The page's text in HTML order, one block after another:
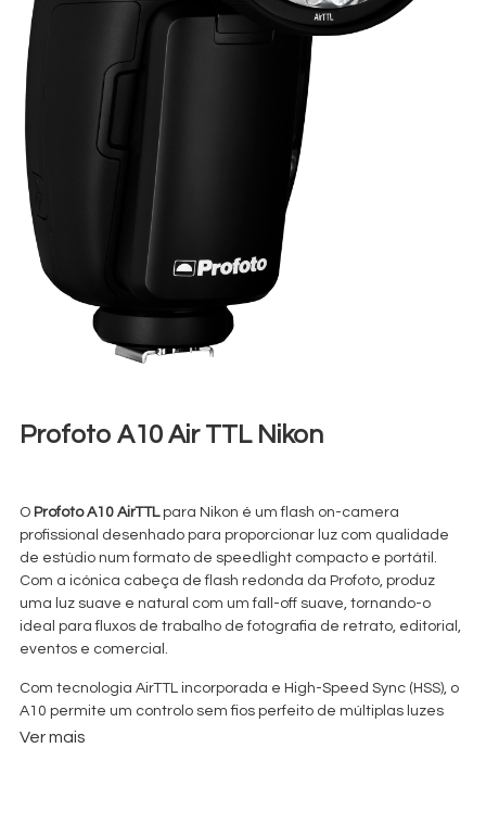
Profoto A10 Air TTL Nikon
O Profoto A10 AirTTLpara Nikon é um flash on-camera
profissional desenhado para proporcionar luz com qualidade
de estúdio num formato de speedlight compacto e portátil.
Com a icónica cabeça de flash redonda da Profoto, produz
uma luz suave e natural com um fall-off suave, tornando-o
ideal para fluxos de trabalho de fotografia de retrato, editorial,
eventos e comercial.
Com tecnologia AirTTL incorporada e High-Speed Sync (HSS), o
A10 permite um controlo sem fios perfeito de múltiplas luzes
Profoto, tanto on-camera como off-camera. A conetividade
Ver mais